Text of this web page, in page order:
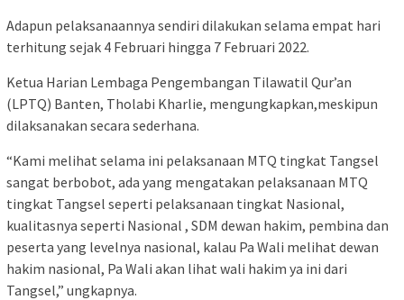
Adapun pelaksanaannya sendiri dilakukan selama empat hari
terhitung sejak 4 Februari hingga 7 Februari 2022.
Ketua Harian Lembaga Pengembangan Tilawatil Qur’an
(LPTQ) Banten, Tholabi Kharlie, mengungkapkan,meskipun
dilaksanakan secara sederhana.
“Kami melihat selama ini pelaksanaan MTQ tingkat Tangsel
sangat berbobot, ada yang mengatakan pelaksanaan MTQ
tingkat Tangsel seperti pelaksanaan tingkat Nasional,
kualitasnya seperti Nasional , SDM dewan hakim, pembina dan
peserta yang levelnya nasional, kalau Pa Wali melihat dewan
hakim nasional, Pa Wali akan lihat wali hakim ya ini dari
Tangsel,” ungkapnya.